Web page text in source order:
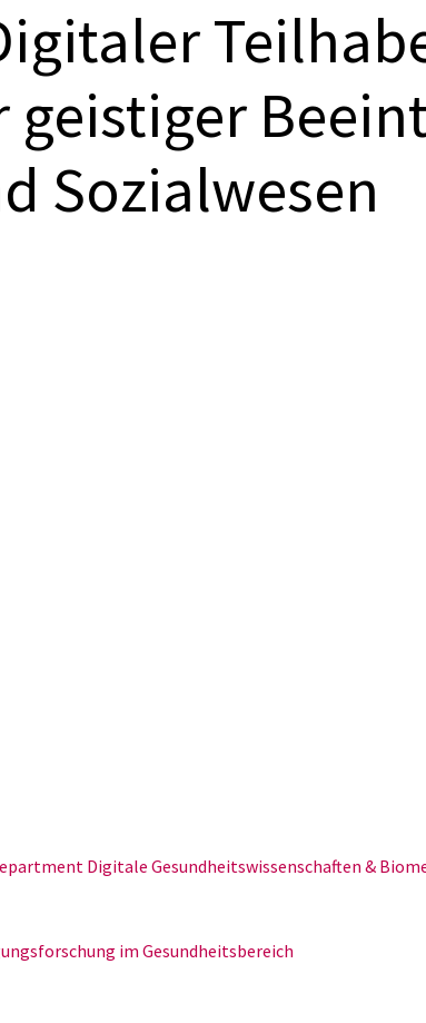
geistiger
Sozialwesen
Digitale Gesundheitswissenschaften &
im Gesundheitsbereich